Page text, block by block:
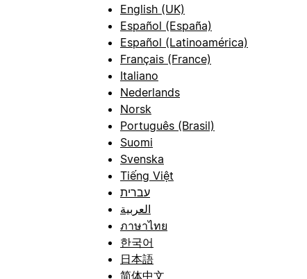
English (UK)
Español (España)
Español (Latinoamérica)
Français (France)
Italiano
Nederlands
Norsk
Português (Brasil)
Suomi
Svenska
Tiếng Việt
עברית
العربية
ภาษาไทย
한국어
日本語
简体中文